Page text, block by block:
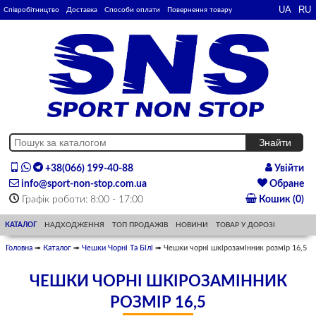
Співробітництво Доставка Способи оплати Повернення товару
+38(066) 199-40-88
info@sport-non-stop.com.ua
Графік роботи: 8:00 - 17:00
Увійти
Обране
Кошик (0)
КАТАЛОГ НАДХОДЖЕННЯ ТОП ПРОДАЖІВ НОВИНИ ТОВАР У ДОРОЗІ
Головна ➠ Каталог ➠ Чешки Чорні Та Білі ➠ Чешки чорні шкірозамінник розмір 16,5
ЧЕШКИ ЧОРНІ ШКІРОЗАМІННИК
РОЗМІР 16,5